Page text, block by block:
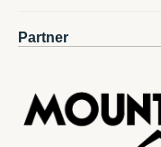
Partner